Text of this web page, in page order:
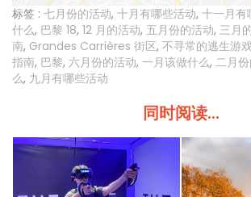
标签 : 七月份的活动, 十月有哪些活动, 十一月有
什么, 巴黎 18, 12 月的活动, 五月份的活动, 三月
南, Grandes Carrières 街区, 不寻常的逃生游
指南, 巴黎, 六月份的活动, 一月该做什么, 二月
么, 九月有哪些活动
同时阅读...